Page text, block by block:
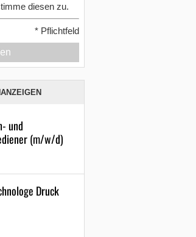
diesen zu.
* Pflichtfeld
und
(m/w/d)
Druck